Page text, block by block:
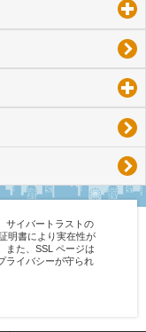
サイバートラストの
明書により実在性が
また、SSL ページは
ライバシーが守られ